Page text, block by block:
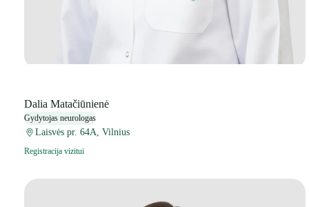
Dalia Matačiūnienė
Gydytojas neurologas
Laisvės pr. 64A, Vilnius
Registracija vizitui